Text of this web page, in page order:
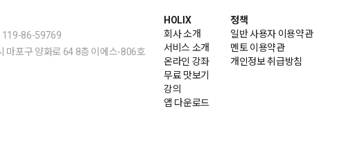
HOLIX
회사 소개
서비스 소개
온라인 강좌
무료 맛보기
강의
앱 다운로드
정책
일반 사용자 이용약관
멘토 이용약관
개인정보 취급방침
119-86-59769
마포구 양화로 64 8층 이에스-806호